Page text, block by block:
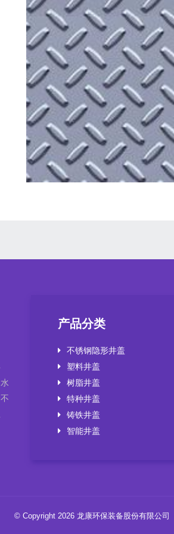
产品分类
不锈钢隐形井盖
塑料井盖
树脂井盖
特种井盖
铸铁井盖
智能井盖
© Copyright 2026 龙康环保装备股份有限公司